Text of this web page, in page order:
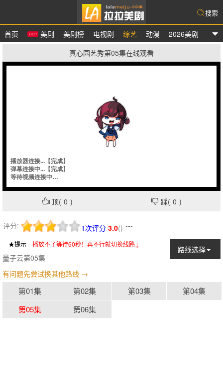
拉拉美剧
首页 美剧 美剧榜 电视剧 综艺 动漫 2026美剧
搜索
真心园艺秀第05集在线观看
顶( 0 ) 踩( 0 )
评分: 3.0(
1次评分 ) ---
★提示 播放不了等待60秒！再不行就切换线路↓
路线选择
量子云第05集
有问题先尝试换其他路线 →
第01集 第02集 第03集
第04集
第05集
第06集